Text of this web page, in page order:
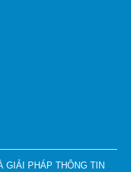
GIẢI PHÁP THÔNG TIN